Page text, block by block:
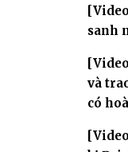
sanh
và
có